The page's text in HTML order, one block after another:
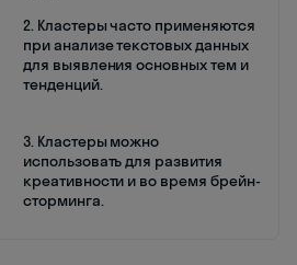
2. Кластеры часто применяются
при анализе текстовых данных
для выявления основных тем и
тенденций.
3. Кластеры можно
использовать для развития
креативности и во время брейн-
сторминга.